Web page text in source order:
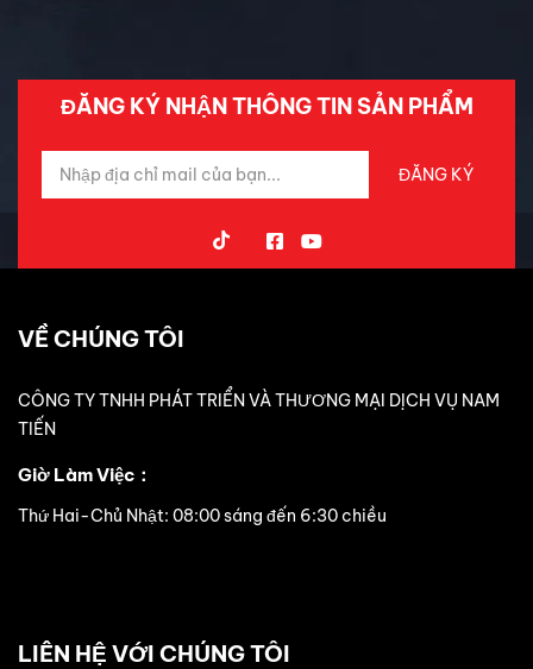
ĐĂNG KÝ NHẬN THÔNG TIN SẢN PHẨM
VỀ CHÚNG TÔI
CÔNG TY TNHH PHÁT TRIỂN VÀ THƯƠNG MẠI DỊCH VỤ NAM
TIẾN
Giờ Làm Việc：
Thứ Hai-Chủ Nhật: 08:00 sáng đến 6:30 chiều
LIÊN HỆ VỚI CHÚNG TÔI